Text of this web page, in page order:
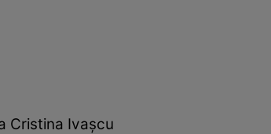
Cristina Ivaşcu